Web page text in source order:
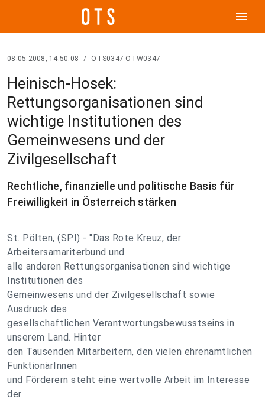
menu
08.05.2008, 14:50:08 / OTS0347 OTW0347
Heinisch-Hosek:
Rettungsorganisationen sind
wichtige Institutionen des
Gemeinwesens und der
Zivilgesellschaft
Rechtliche, finanzielle und politische Basis für
Freiwilligkeit in Österreich stärken
St. Pölten, (SPI) - "Das Rote Kreuz, der
Arbeitersamariterbund und
alle anderen Rettungsorganisationen sind wichtige
Institutionen des
Gemeinwesens und der Zivilgesellschaft sowie
Ausdruck des
gesellschaftlichen Verantwortungsbewusstseins in
unserem Land. Hinter
den Tausenden Mitarbeitern, den vielen ehrenamtlichen
FunktionärInnen
und Förderern steht eine wertvolle Arbeit im Interesse
der